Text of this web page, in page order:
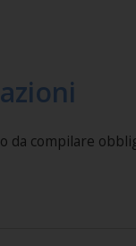
da compilare